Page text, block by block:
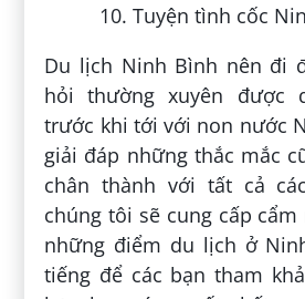
Tuyện tình cốc
Du lịch Ninh Bình nên đi
hỏi thường xuyên được
trước khi tới với non nước
giải đáp những thắc mắc
chân thành với tất cả
chúng tôi sẽ cung cấp
những điểm du lịch ở
tiếng để các bạn tham